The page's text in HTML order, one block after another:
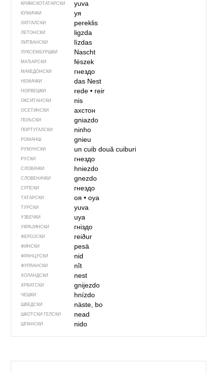
КРИМСКОТАТАРСКИ yuva
КУМИЧКИ уя
ЛАТГАЛСКИ pereklis
ЛЕТОНСКИ ligzda
ЛИТВАНСКИ lìzdas
ЛУКСЕМБУРШКИ Nascht
МАЂАРСКИ fészek
МАКЕДОНСКИ гнездо
НЕМАЧКИ das Nest
НОРВЕШКИ rede• reir
ОКСИТАНСКИ nis
ОСЕТИНСКИ ахстон
ПОЉСКИ gniazdo
ПОРТУГАЛСКИ ninho
РОМАНШ gnieu
РУМУНСКИ un cuibdouă cuiburi
РУСКИ гнездо
СЛОВАЧКИ hniezdo
СЛОВЕНАЧКИ gnezdo
СРПСКИ гнездо
ТАТАРСКИ оя• oya
ТУРСКИ yuva
УЗБЕЧКИ uya
УКРАЈИНСКИ гніздо
ФЕРОЈСКИ reiður
ФИНСКИ pesä
ФРАНЦУСКИ nid
ФУРЛАНСКИ nît
ХОЛАНДСКИ nest
ХРВАТСКИ gnijezdo
ЧЕШКИ hnízdo
ШВЕДСКИ näste, bo
ШКОТСКИ ГЕЛСКИ nead
ШПАНСКИ nido